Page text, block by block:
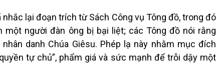
lại đoạn trích từ Sách Công vụ Tông đồ, trong đó
một người đàn ông bị bại liệt; các Tông đồ nói rằng
danh Chúa Giêsu. Phép lạ này nhằm mục đích
tự chủ”, phẩm giá và sức mạnh để trỗi dậy một